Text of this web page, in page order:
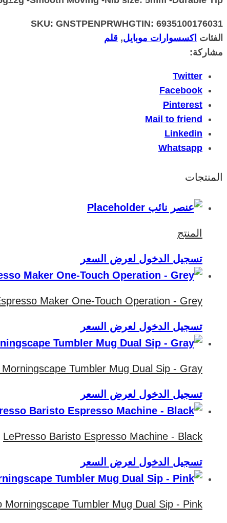
SKU: GNSTPENPRWHGTIN: 6935100176031
الفئات اكسسوارات موبايل, قلم
مشاركة:
Twitter
Facebook
Pinterest
Mail to friend
Linkedin
Whatsapp
المنتجات
المنتج
تسجيل الدخول لعرض السعر
Maker One-Touch Operation - Grey
تسجيل الدخول لعرض السعر
Tumbler Mug Dual Sip - Gray
تسجيل الدخول لعرض السعر
LePresso Baristo Espresso Machine - Black
تسجيل الدخول لعرض السعر
Morningscape Tumbler Mug Dual Sip - Pink